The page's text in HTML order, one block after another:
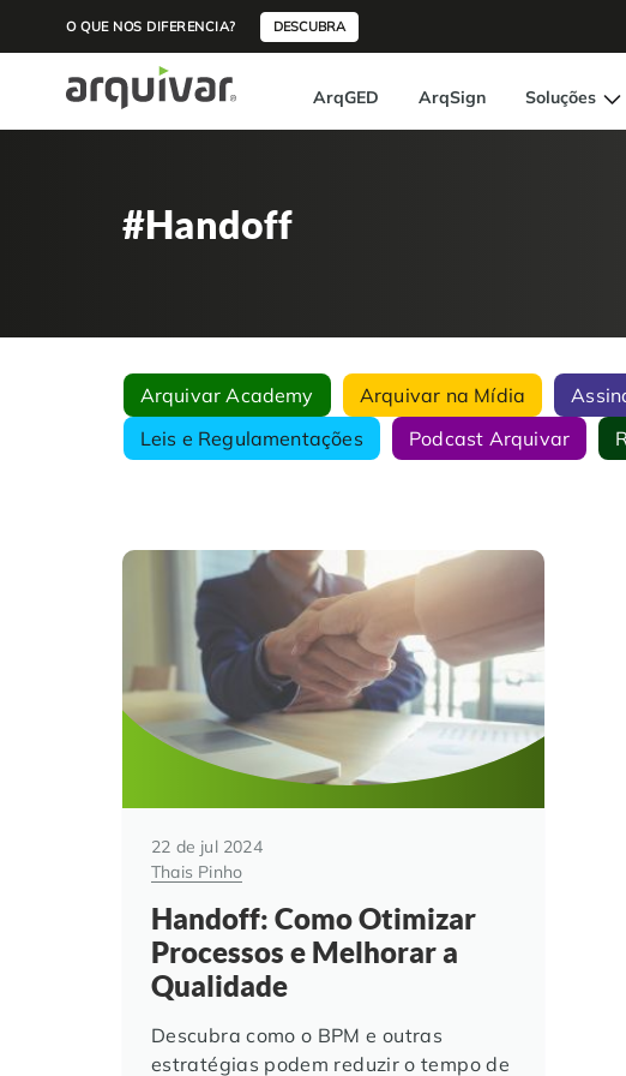
O QUE NOS DIFERENCIA? DESCUBRA
ArqGED ArqSign Soluções
#Handoff
Arquivar Academy Arquivar na Mídia
Leis e Regulamentações
Podcast Arquivar
22 de jul 2024
Thais Pinho
Handoff: Como Otimizar
Processos e Melhorar a
Qualidade
Descubra como o BPM e outras
estratégias podem reduzir o tempo de